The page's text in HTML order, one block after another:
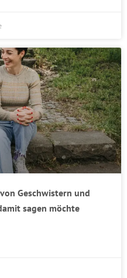
Geschwistern und
sagen möchte